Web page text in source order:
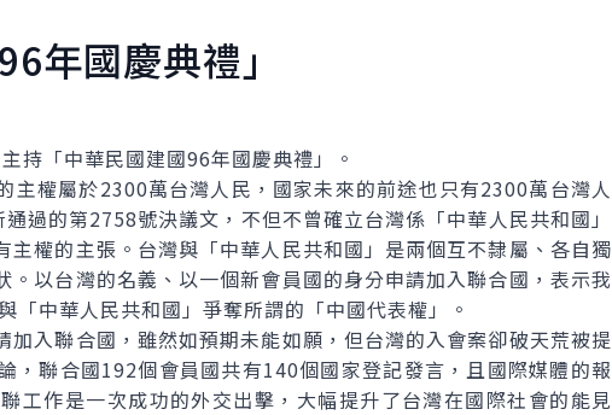
年國慶典禮」
「中華民國建國96年國慶典禮」。
權屬於2300萬台灣人民，國家未來的前途也只有2300萬台灣人
過的第2758號決議文，不但不曾確立台灣係「中華人民共和國」
權的主張。台灣與「中華人民共和國」是兩個互不隸屬、各自獨
以台灣的名義、以一個新會員國的身分申請加入聯合國，表示我
中華人民共和國」爭奪所謂的「中國代表權」。
入聯合國，雖然如預期未能如願，但台灣的入會案卻破天荒被提
，聯合國192個會員國共有140個國家登記發言，且國際媒體的報
工作是一次成功的外交出擊，大幅提升了台灣在國際社會的能見